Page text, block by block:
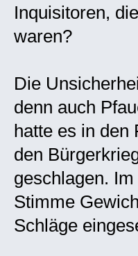
Inquisitoren,
waren?
Die
denn auch
hatte es in den
den
geschlagen.
Stimme
Schläge